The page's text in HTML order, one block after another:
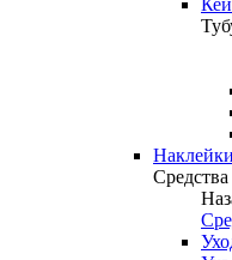
Наклейки